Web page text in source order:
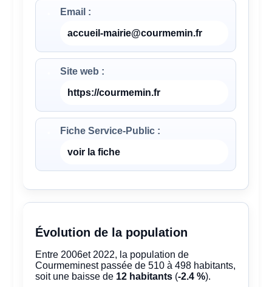
Email :
accueil-mairie@courmemin.fr
Site web :
https://courmemin.fr
Fiche Service-Public :
voir la fiche
Évolution de la population
Entre 2006et 2022, la population de
Courmeminest passée de 510 à 498 habitants,
soit une baisse de 12 habitants (-2.4 %).